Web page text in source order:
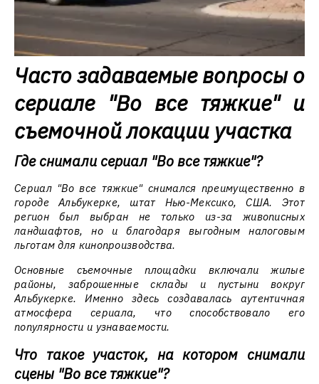
Часто задаваемые вопросы о
сериале "Во все тяжкие" и
съемочной локации участка
Где снимали сериал "Во все тяжкие"?
Сериал "Во все тяжкие" снимался преимущественно в
городе Альбукерке, штат Нью-Мексико, США. Этот
регион был выбран не только из-за живописных
ландшафтов, но и благодаря выгодным налоговым
льготам для кинопроизводства.
Основные съемочные площадки включали жилые
районы, заброшенные склады и пустыни вокруг
Альбукерке. Именно здесь создавалась аутентичная
атмосфера сериала, что способствовало его
популярности и узнаваемости.
Что такое участок, на котором снимали
сцены "Во все тяжкие"?